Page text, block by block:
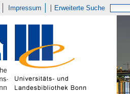
Impressum Erweiterte Suche